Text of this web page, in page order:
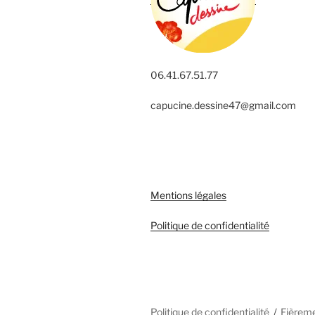
06.41.67.51.77
capucine.dessine47@gmail.com
Mentions légales
Politique de confidentialité
Politique de confidentialité